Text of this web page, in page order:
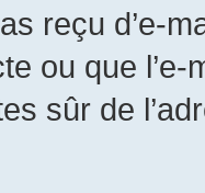
reçu d’e-
ou que
sûr de